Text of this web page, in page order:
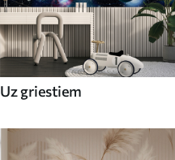
Uz griestiem